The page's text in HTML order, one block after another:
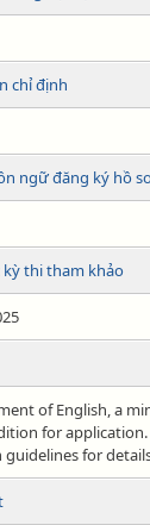
chỉ định
ngữ đăng ký hồ
kỳ thi tham khảo
of English, a
for
for